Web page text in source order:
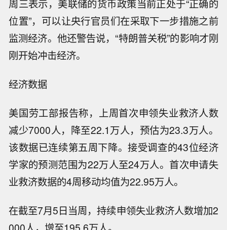
周三表示，美联储的货币政策当前正处于“正确的
位置”，可以让央行官员们在采取下一步措施之前
监测经济。他还警告说，“特朗普关税”的影响才刚
刚开始冲击经济。
经济数据
美国劳工部报告称，上周首次申领失业救济人数
减少7000人，降至22.1万人，预估为23.3万人。
该数据已连续第五周下降。接受调查的43位经济
学家的预测范围为22万人至24万人。首次申请失
业救济数据的4周移动均值为22.95万人。
在截至7月5日当周，持续申领失业救济人数增加2